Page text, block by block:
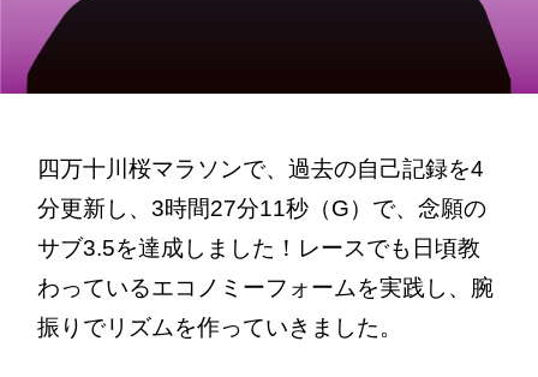
四万十川桜マラソンで、過去の自己記録を4
分更新し、3時間27分11秒（G）で、念願の
サブ3.5を達成しました！レースでも日頃教
わっているエコノミーフォームを実践し、腕
振りでリズムを作っていきました。